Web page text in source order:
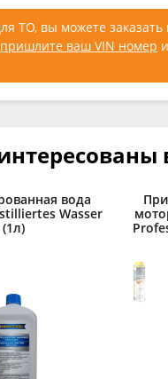
ТО, вы можете заказать
пришлите ваш VIN номер
вода
Wasser
(1л)